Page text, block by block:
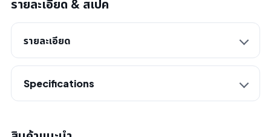
รายละเอียด & สเปค
รายละเอียด
Specifications